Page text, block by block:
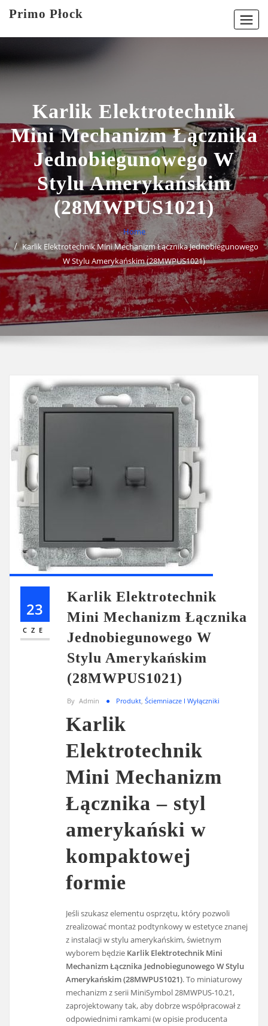
Primo Płock
Karlik Elektrotechnik
Mini Mechanizm Łącznika
Jednobiegunowego W
Stylu Amerykańskim
(28MWPUS1021)
Home
Karlik Elektrotechnik Mini Mechanizm Łącznika Jednobiegunowego
W Stylu Amerykańskim (28MWPUS1021)
23
CZE
Karlik Elektrotechnik
Mini Mechanizm Łącznika
Jednobiegunowego W
Stylu Amerykańskim
(28MWPUS1021)
By Admin Produkt Ściemniacze I Wyłączniki
Karlik
Elektrotechnik
Mini Mechanizm
Łącznika – styl
amerykański w
kompaktowej
formie
Jeśli szukasz elementu osprzętu, który pozwoli
zrealizować montaż podtynkowy w estetyce znanej
z instalacji w stylu amerykańskim, świetnym
wyborem będzie Karlik Elektrotechnik Mini
Mechanizm Łącznika Jednobiegunowego W Stylu
Amerykańskim (28MWPUS1021). To miniaturowy
mechanizm z serii MiniSymbol 28MWPUS-10.21,
zaprojektowany tak, aby dobrze współpracował z
odpowiednimi ramkami (w opisie producenta